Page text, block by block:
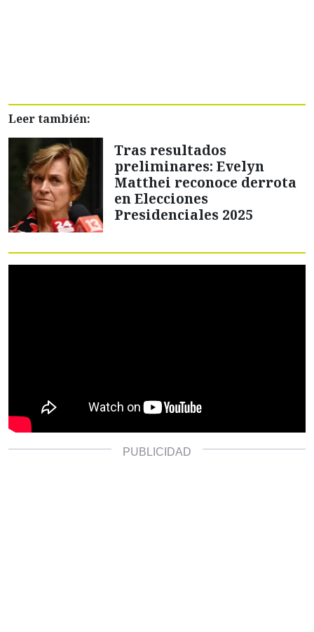
Leer también:
Tras resultados
preliminares: Evelyn
Matthei reconoce derrota
en Elecciones
Presidenciales 2025